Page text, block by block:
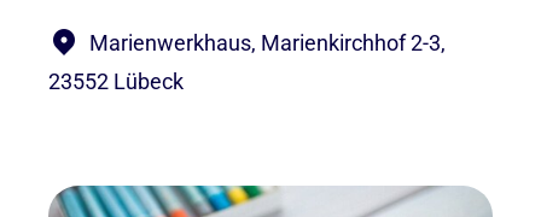
Marienwerkhaus, Marienkirchhof 2-3,
23552 Lübeck